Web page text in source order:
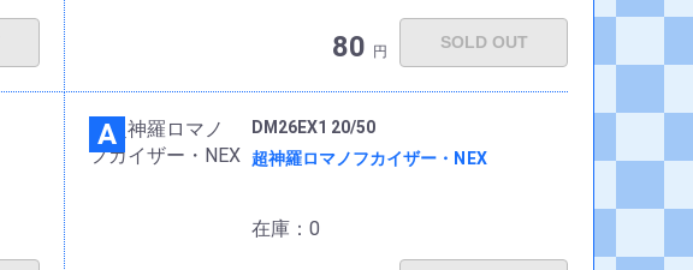
80 円 SOLD OUT
A
DM26EX1 20/50
超神羅ロマノフカイザー・NEX
在庫：0